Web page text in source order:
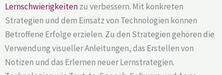
Lernschwierigkeitenzu verbessern. Mit konkreten
Strategien und dem Einsatz von Technologien können
Betroffene Erfolge erzielen. Zu den Strategien gehören die
Verwendung visueller Anleitungen, das Erstellen von
Notizen und das Erlernen neuer Lernstrategien.